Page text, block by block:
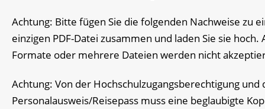
Achtung: Bitte fügen Sie die folgenden Nachweise zu
einzigen PDF-Datei zusammen und laden Sie sie hoch.
Formate oder mehrere Dateien werden nicht
Achtung: Von der Hochschulzugangsberechtigung und
Personalausweis/Reisepass muss eine beglaubigte